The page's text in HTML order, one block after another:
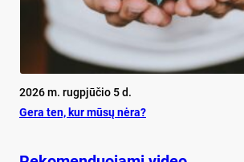
2026 m. rugpjūčio 5 d.
Ge­ra ten, kur mū­sų nė­ra?